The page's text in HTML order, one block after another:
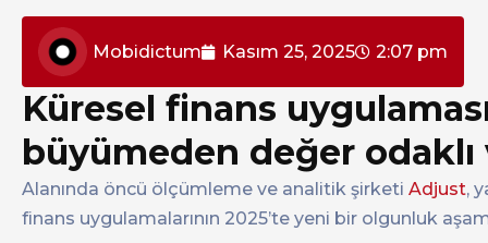
Mobidictum Kasım 25, 2025 2:07 pm
Küresel finans
büyümeden değer
Alanında öncü ölçümleme ve analitik şirketi Adjust,
finans uygulamalarının 2025’te yeni bir olgunluk